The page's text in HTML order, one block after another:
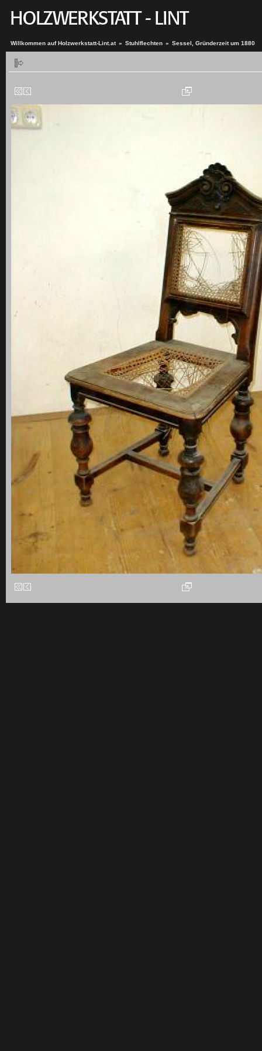
Willkommen auf Holzwerkstatt-Lint.at » Stuhlflechten » Sessel, Gründerzeit um 1880